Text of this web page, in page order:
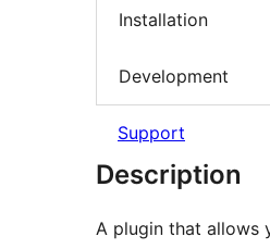
Installation
Development
Support
Description
A plugin that allows